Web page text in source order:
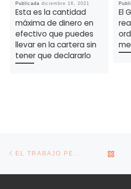
Publicada diciembre 16, 2021
Esta es la cantidad
máxima de dinero en
efectivo que puedes
llevar en la cartera sin
tener que declararlo
El